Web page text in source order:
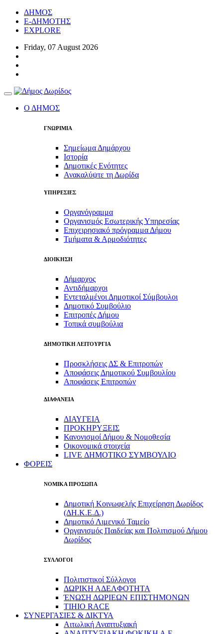
ΔΗΜΟΣ
E-ΔΗΜΟΤΗΣ
EXPLORE
Friday, 07 August 2026
Toggle
navigationΟ ΔΗΜΟΣ
ΓΝΩΡΙΜΙΑ
Σημείωμα Δημάρχου
Ιστορία
Δημοτικές Ενότητες
Ανακαλύψτε τη Δωρίδα
ΥΠΗΡΕΣΙΕΣ
Οργανόγραμμα
Οργανισμός Εσωτερικής Υπηρεσίας
Επιχειρησιακό πρόγραμμα Δήμου
Τμήματα & Αρμοδιότητες
ΔΙΟΙΚΗΣΗ
Δήμαρχος
Αντιδήμαρχοι
Εντεταλμένοι Δημοτικοί Σύμβουλοι
Δημοτικό Συμβούλιο
Επιτροπές Δήμου
Τοπικά συμβούλια
ΔΗΜΟΤΙΚΗ ΛΕΙΤΟΥΡΓΙΑ
Προσκλήσεις ΔΣ & Επιτροπών
Αποφάσεις Δημοτικού Συμβουλίου
Αποφάσεις Επιτροπών
ΔΙΑΦΑΝΕΙΑ
ΔΙΑΥΓΕΙΑ
ΠΡΟΚΗΡΥΞΕΙΣ
Κανονισμοί Δήμου & Νομοθεσία
Οικονομικά στοιχεία
LIVE ΔΗΜΟΤΙΚΟ ΣΥΜΒΟΥΛΙΟ
ΦΟΡΕΙΣ
ΝΟΜΙΚΑ ΠΡΟΣΩΠΑ
Δημοτική Κοινωφελής Επιχείρηση Δωρίδος
(ΔΗ.Κ.Ε.Δ.)
Δημοτικό Λιμενικό Ταμείο
Οργανισμός Παιδείας και Πολιτισμού Δήμου
Δωρίδος
ΣΥΛΛΟΓΟΙ
Πολιτιστικοί Σύλλογοι
ΔΩΡΙΚΗ ΑΔΕΛΦΟΤΗΤΑ
ΈΝΩΣΗ ΔΩΡΙΕΩΝ ΕΠΙΣΤΗΜΟΝΩΝ
TIHIO RACE
ΣΥΝΕΡΓΑΣΙΕΣ & ΔΙΚΤΥΑ
Αιτωλική Αναπτυξιακή